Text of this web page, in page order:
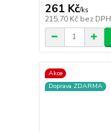
261 Kč/ks
215,70 Kč bez DPH
Akce
Doprava ZDARMA